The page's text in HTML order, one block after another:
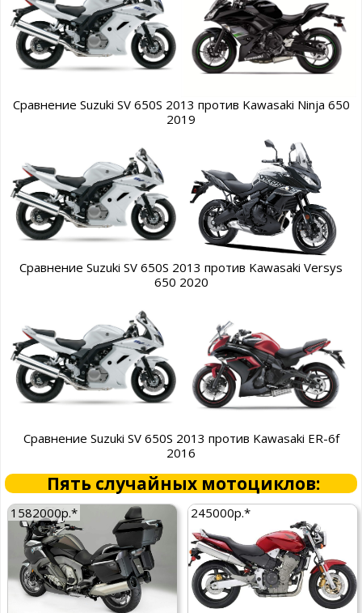
Сравнение Suzuki SV 650S 2013 против Kawasaki Ninja 650
2019
Сравнение Suzuki SV 650S 2013 против Kawasaki Versys
650 2020
Сравнение Suzuki SV 650S 2013 против Kawasaki ER-6f
2016
Пять случайных мотоциклов:
1582000р.* 245000р.*